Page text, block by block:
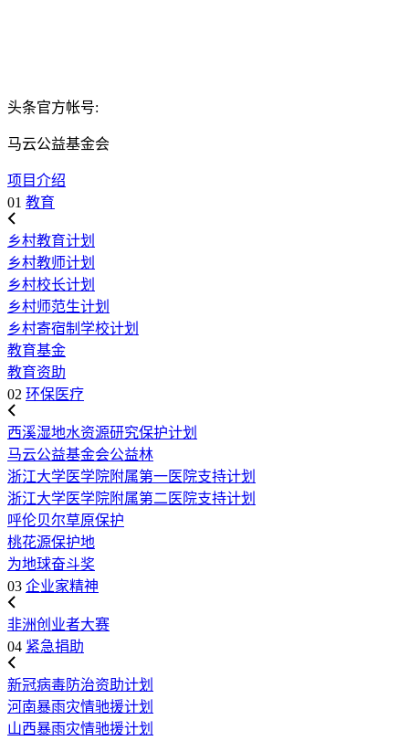
头条官方帐号:
马云公益基金会
项目介绍
01 教育
乡村教育计划
乡村教师计划
乡村校长计划
乡村师范生计划
乡村寄宿制学校计划
教育基金
教育资助
02 环保医疗
西溪湿地水资源研究保护计划
马云公益基金会公益林
浙江大学医学院附属第一医院支持计划
浙江大学医学院附属第二医院支持计划
呼伦贝尔草原保护
桃花源保护地
为地球奋斗奖
03 企业家精神
非洲创业者大赛
04 紧急捐助
新冠病毒防治资助计划
河南暴雨灾情驰援计划
山西暴雨灾情驰援计划